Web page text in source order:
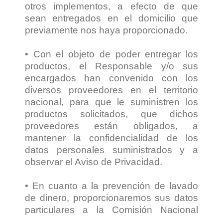
otros implementos, a efecto de que
sean entregados en el domicilio que
previamente nos haya proporcionado.
• Con el objeto de poder entregar los
productos, el Responsable y/o sus
encargados han convenido con los
diversos proveedores en el territorio
nacional, para que le suministren los
productos solicitados, que dichos
proveedores están obligados, a
mantener la confidencialidad de los
datos personales suministrados y a
observar el Aviso de Privacidad.
• En cuanto a la prevención de lavado
de dinero, proporcionaremos sus datos
particulares a la Comisión Nacional